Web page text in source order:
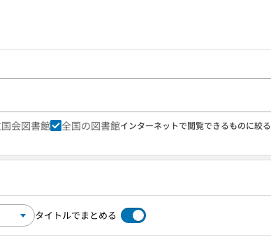
会図書館 全国の図書館インターネットで閲覧できるものに絞る
タイトルでまとめる